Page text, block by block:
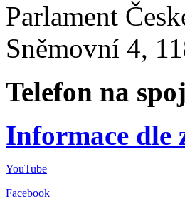
Parlament
Sněmovní 4,
Telefon na
Informace dle
YouTube
Facebook